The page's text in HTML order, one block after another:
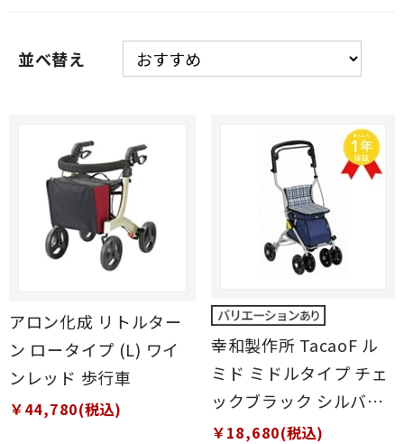
並べ替え
アロン化成 リトルター
ン ロータイプ (L) ワイ
ンレッド 歩行車
￥44,780(税込)
幸和製作所 TacaoF ル
ミド ミドルタイプ チェ
ックブラック シルバー
カー
￥18,680(税込)